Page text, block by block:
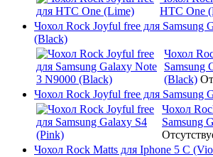
HTC One
Чохол Rock Joyful free для Samsung
(Black)
Чохол
Samsung
(Black)
Чохол Rock Joyful free для Samsung
Чохол
Samsung
Чохол Rock Matts для Iphone 5 C